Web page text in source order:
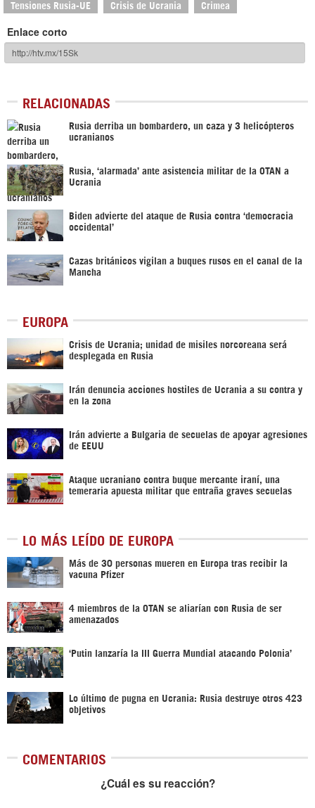
Tensiones Rusia-UE Crisis de Ucrania Crimea
Enlace corto
RELACIONADAS
Rusia derriba un bombardero, un caza y 3 helicópteros
ucranianos
Rusia, ‘alarmada’ ante asistencia militar de la OTAN a
Ucrania
Biden advierte del ataque de Rusia contra ‘democracia
occidental’
Cazas británicos vigilan a buques rusos en el canal de la
Mancha
EUROPA
Crisis de Ucrania; unidad de misiles norcoreana será
desplegada en Rusia
Irán denuncia acciones hostiles de Ucrania a su contra y
en la zona
Irán advierte a Bulgaria de secuelas de apoyar agresiones
de EEUU
Ataque ucraniano contra buque mercante iraní, una
temeraria apuesta militar que entraña graves secuelas
LO MÁS LEÍDO DE EUROPA
Más de 30 personas mueren en Europa tras recibir la
vacuna Pfizer
4 miembros de la OTAN se aliarían con Rusia de ser
amenazados
‘Putin lanzaría la III Guerra Mundial atacando Polonia’
Lo último de pugna en Ucrania: Rusia destruye otros 423
objetivos
COMENTARIOS